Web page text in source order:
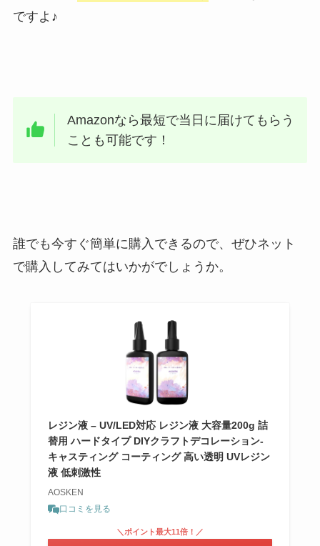
ですよ♪
Amazonなら最短で当日に届けてもらう
ことも可能です！
誰でも今すぐ簡単に購入できるので、ぜひネット
で購入してみてはいかがでしょうか。
レジン液 – UV/LED対応 レジン液 大容量200g 詰
替用 ハードタイプ DIYクラフトデコレーション-
キャスティング コーティング 高い透明 UVレジン
液 低刺激性
AOSKEN
口コミを見る
＼ポイント最大11倍！／